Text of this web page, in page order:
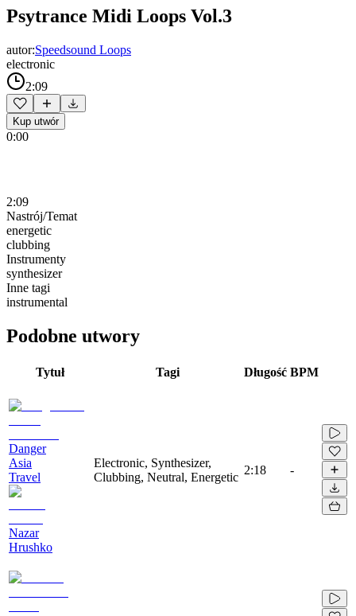
Psytrance Midi Loops Vol.3
autor:Speedsound Loops
electronic
2:09
Kup utwór
0:00
2:09
Nastrój/Temat
energetic
clubbing
Instrumenty
synthesizer
Inne tagi
instrumental
Podobne utwory
Tytuł Tagi Długość BPM
Danger
Asia
Travel
Nazar
Hrushko
Electronic, Synthesizer,
Clubbing, Neutral, Energetic
2:18 -